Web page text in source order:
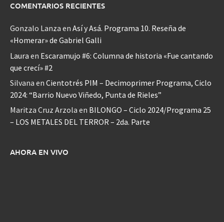
COMENTARIOS RECIENTES
Gonzalo Lanza en Así y Asá. Programa 10. Reseña de
«Homerar» de Gabriel Galli
Laura en Escaramujo #6: Columna de historia «Fue cantando
que crecí» #2
Silvana en Cientotrés PIM – Decimoprimer Programa, Ciclo
2024: “Barrio Nuevo Viñedo, Punta de Rieles”
Maritza Cruz Arzola en BILONGO – Ciclo 2024/Programa 25
– LOS METALES DEL TERROR – 2da. Parte
AHORA EN VIVO